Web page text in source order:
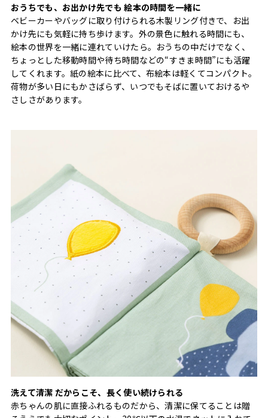
おうちでも、お出かけ先でも 絵本の時間を一緒に
ベビーカーやバッグに取り付けられる木製リング付きで、お出
かけ先にも気軽に持ち歩けます。外の景色に触れる時間にも、
絵本の世界を一緒に連れていけたら。おうちの中だけでなく、
ちょっとした移動時間や待ち時間などの“すきま時間”にも活躍
してくれます。紙の絵本に比べて、布絵本は軽くてコンパクト。
荷物が多い日にもかさばらず、いつでもそばに置いておけるや
さしさがあります。
洗えて清潔 だからこそ、長く使い続けられる
赤ちゃんの肌に直接ふれるものだから、清潔に保てることは贈